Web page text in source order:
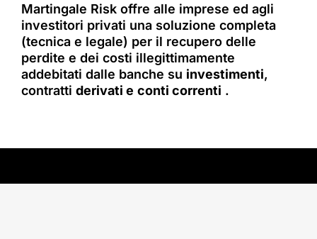
Martingale Risk offre alle imprese ed agli
investitori privati una soluzione completa
(tecnica e legale) per il recupero delle
perdite e dei costi illegittimamente
addebitati dalle banche su investimenti,
contratti derivati e conti correnti .